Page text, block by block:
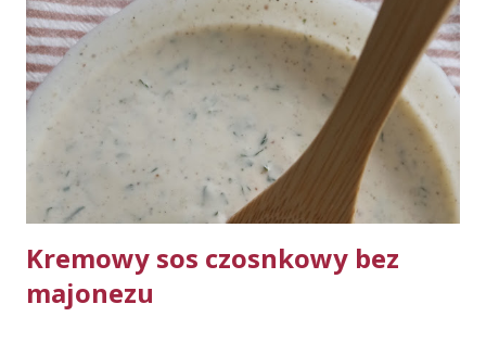
Kremowy sos czosnkowy bez
majonezu